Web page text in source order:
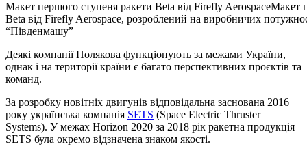
Макет першого ступеня ракети Beta від Firefly AerospaceМакет
Beta від Firefly Aerospace, розроблений на виробничих
“Південмашу”
Деякі компанії Полякова функціонують за межами України,
однак і на території країни є багато перспективних проєктів та
команд.
За розробку новітніх двигунів відповідальна заснована 2016
року українська компанія SETS (Space Electric Thruster
Systems). У межах Horizon 2020 за 2018 рік ракетна продукція
SETS була окремо відзначена знаком якості.